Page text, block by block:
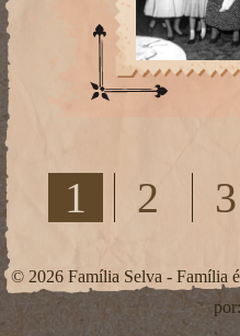
1 2 3
© 2026 Família Selva - Família
por: